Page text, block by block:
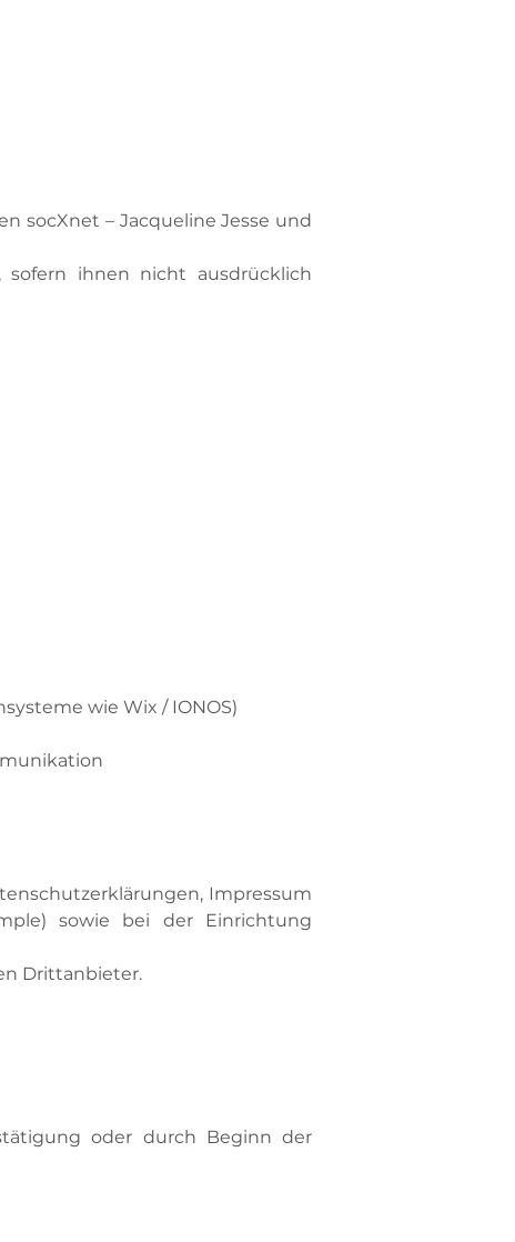
socXnet – Jacqueline Jesse und
ihnen nicht ausdrücklich
wie Wix / IONOS)
Impressum
sowie bei der Einrichtung
Drittanbieter.
oder durch Beginn der